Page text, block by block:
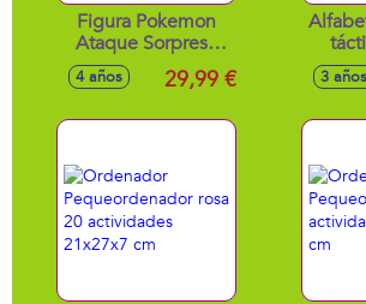
Figura Pokemon
Ataque Sorpresa
Incluye 2 Mega
Pokeballs 2 Figuras
4 años 29,99 € 3 años